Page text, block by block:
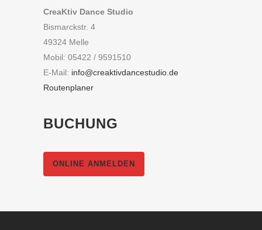
CreaKtiv Dance Studio
Bismarckstr. 4
49324 Melle
Mobil: 05422 / 9591510
E-Mail: info@creaktivdancestudio.de
Routenplaner
BUCHUNG
ONLINE ANMELDEN